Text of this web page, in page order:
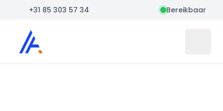
+31 85 303 57 34 Bereikbaar
Auto Atlas